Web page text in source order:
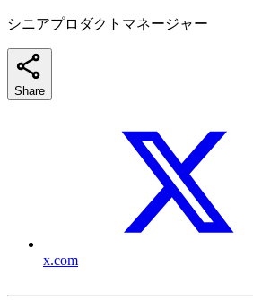
シニアプロダクトマネージャー
Share
x.com